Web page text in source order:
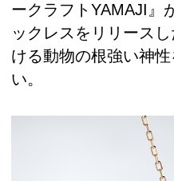
ークラフトYAMAJI』
ックレスをリリース
ける動物の根強い神
い。